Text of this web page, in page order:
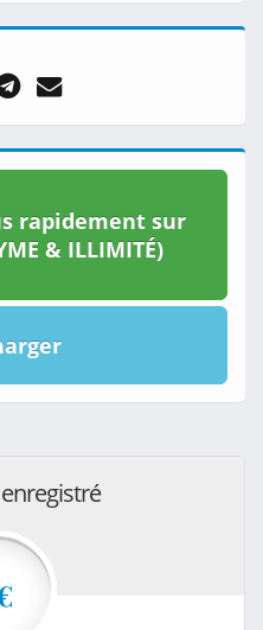
rapidement sur
& ILLIMITÉ)